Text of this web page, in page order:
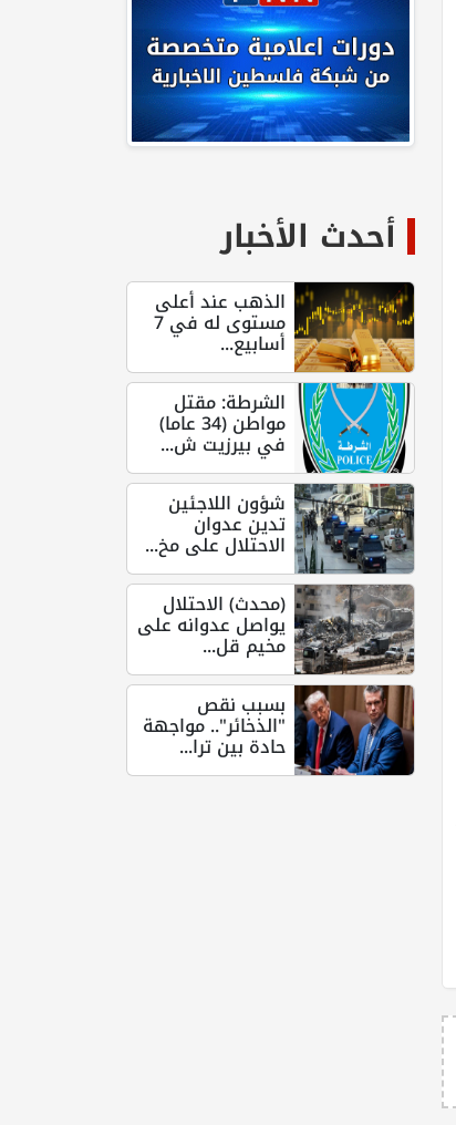
أحدث الأخبار
الذهب عند أعلى
مستوى له في 7
أسابيع...
الشرطة: مقتل
مواطن (34 عاما)
في بيرزيت ش...
شؤون اللاجئين
تدين عدوان
الاحتلال على مخ...
(محدث) الاحتلال
يواصل عدوانه على
مخيم قل...
بسبب نقص
"الذخائر".. مواجهة
حادة بين ترا...